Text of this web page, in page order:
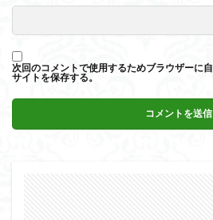
次回のコメントで使用するためブラウザーに
サイトを保存する。